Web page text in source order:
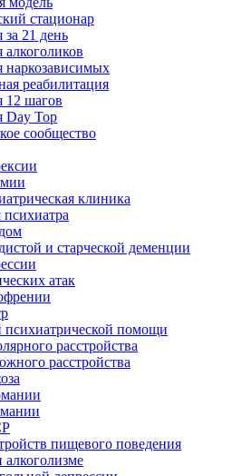
стационар
за 21 день
алкоголиков
наркозависимых
реабилитация
12 шагов
Day Top
сообщество
клиника
психиатра
и старческой деменции
атак
психиатрической помощи
расстройства
расстройства
пищевого поведения